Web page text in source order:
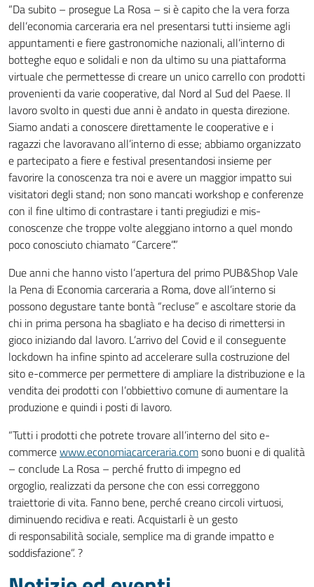
“Da subito – prosegue La Rosa – si è capito che la vera forza
dell’economia carceraria era nel presentarsi tutti insieme agli
appuntamenti e fiere gastronomiche nazionali, all’interno di
botteghe equo e solidali e non da ultimo su una piattaforma
virtuale che permettesse di creare un unico carrello con prodotti
provenienti da varie cooperative, dal Nord al Sud del Paese. Il
lavoro svolto in questi due anni è andato in questa direzione.
Siamo andati a conoscere direttamente le cooperative e i
ragazzi che lavoravano all’interno di esse; abbiamo organizzato
e partecipato a fiere e festival presentandosi insieme per
favorire la conoscenza tra noi e avere un maggior impatto sui
visitatori degli stand; non sono mancati workshop e conferenze
con il fine ultimo di contrastare i tanti pregiudizi e mis-
conoscenze che troppe volte aleggiano intorno a quel mondo
poco conosciuto chiamato “Carcere”.”
Due anni che hanno visto l’apertura del primo PUB&Shop Vale
la Pena di Economia carceraria a Roma, dove all’interno si
possono degustare tante bontà “recluse” e ascoltare storie da
chi in prima persona ha sbagliato e ha deciso di rimettersi in
gioco iniziando dal lavoro. L’arrivo del Covid e il conseguente
lockdown ha infine spinto ad accelerare sulla costruzione del
sito e-commerce per permettere di ampliare la distribuzione e la
vendita dei prodotti con l’obbiettivo comune di aumentare la
produzione e quindi i posti di lavoro.
“Tutti i prodotti che potrete trovare all’interno del sito e-
commercewww.economiacarceraria.comsono buoni e di qualità
– conclude La Rosa – perché frutto di impegno ed
orgoglio, realizzati da persone che con essi correggono
traiettorie di vita. Fanno bene, perché creano circoli virtuosi,
diminuendo recidiva e reati. Acquistarli è un gesto
di responsabilità sociale, semplice ma di grande impatto e
soddisfazione”. ?